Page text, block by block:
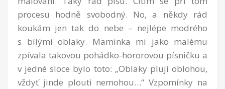
procesu hodně svobodný. No, a někdy rád
koukám jen tak do nebe – nejlépe modrého
s bílými oblaky. Maminka mi jako malému
zpívala takovou pohádko-hororovou písničku a
v jedné sloce bylo toto: „Oblaky plují oblohou,
vždyť jinde plouti nemohou…“ Vzpomínky na